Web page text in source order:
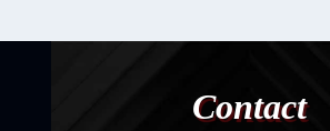
Contact